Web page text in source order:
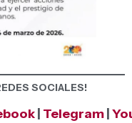
SOCIALES!
Telegram